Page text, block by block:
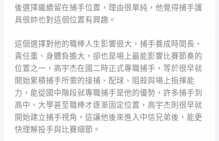
後選擇繼續留在捕手位置，理由很單純，他覺得捕手護
具很帥也對這個位置有興趣。
這個選擇對他的職棒人生影響很大，捕手養成時間長、
責任重、身體負擔大，卻也是場上最能影響比賽節奏的
位置之一，高宇杰在國二時正式專職捕手，等於很早就
開始累積捕手所需的接捕、配球、阻殺與場上指揮能
力，能從國中階段就專職捕手是他的優勢，許多捕手到
高中、大學甚至職棒才逐漸固定位置，高宇杰則很早就
開始建立捕手視角，這讓他後來進入中信兄弟後，能更
快理解投手與比賽細節。